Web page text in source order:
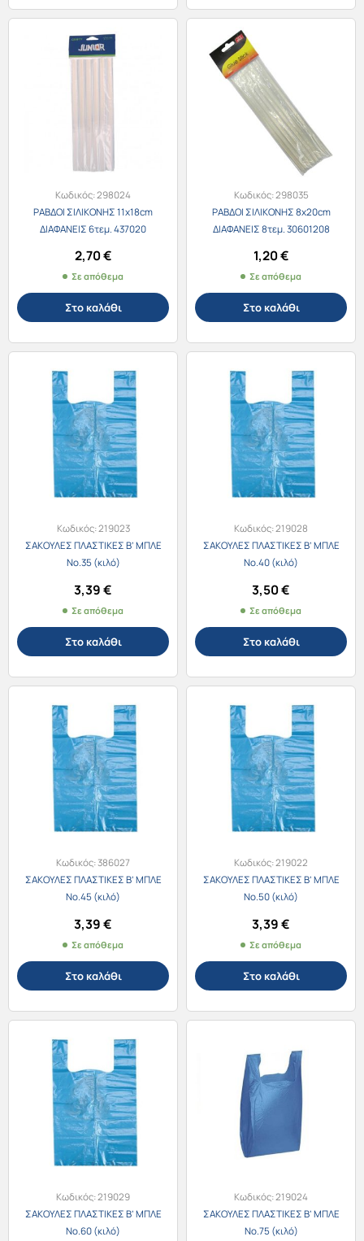
Κωδικός:298024
ΡΑΒΔΟΙ ΣΙΛΙΚΟΝΗΣ 11x18cm
ΔΙΑΦΑΝΕΙΣ 6τεμ. 437020
2,70€
Σε απόθεμα
Στο καλάθι
Κωδικός:298035
ΡΑΒΔΟΙ ΣΙΛΙΚΟΝΗΣ 8x20cm
ΔΙΑΦΑΝΕΙΣ 8τεμ. 30601208
1,20€
Σε απόθεμα
Στο καλάθι
Κωδικός:219023
ΣΑΚΟΥΛΕΣ ΠΛΑΣΤΙΚΕΣ Β’ ΜΠΛΕ
Νο.35 (κιλό)
3,39€
Σε απόθεμα
Στο καλάθι
Κωδικός:219028
ΣΑΚΟΥΛΕΣ ΠΛΑΣΤΙΚΕΣ Β’ ΜΠΛΕ
Νο.40 (κιλό)
3,50€
Σε απόθεμα
Στο καλάθι
Κωδικός:386027
ΣΑΚΟΥΛΕΣ ΠΛΑΣΤΙΚΕΣ Β’ ΜΠΛΕ
Νο.45 (κιλό)
3,39€
Σε απόθεμα
Στο καλάθι
Κωδικός:219022
ΣΑΚΟΥΛΕΣ ΠΛΑΣΤΙΚΕΣ Β’ ΜΠΛΕ
Νο.50 (κιλό)
3,39€
Σε απόθεμα
Στο καλάθι
Κωδικός:219029
ΣΑΚΟΥΛΕΣ ΠΛΑΣΤΙΚΕΣ Β’ ΜΠΛΕ
Νο.60 (κιλό)
Κωδικός:219024
ΣΑΚΟΥΛΕΣ ΠΛΑΣΤΙΚΕΣ Β’ ΜΠΛΕ
Νο.75 (κιλό)